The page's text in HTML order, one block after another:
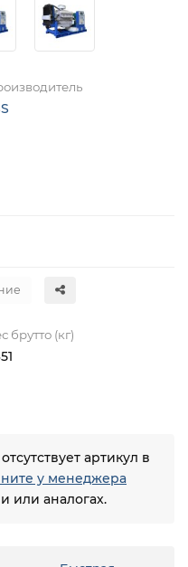
брутто (кг)
артикул в
у менеджера
или аналогах.